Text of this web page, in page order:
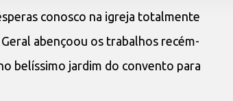
conosco na igreja totalmente
abençoou os trabalhos recém-
belíssimo jardim do convento para